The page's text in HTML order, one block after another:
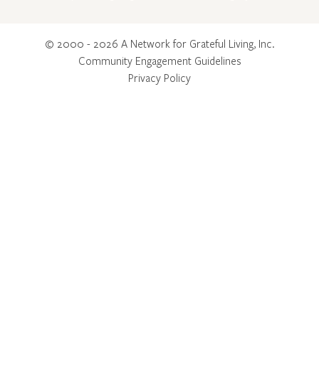
© 2000 - 2026 A Network for Grateful Living, Inc.
Community Engagement Guidelines
Privacy Policy